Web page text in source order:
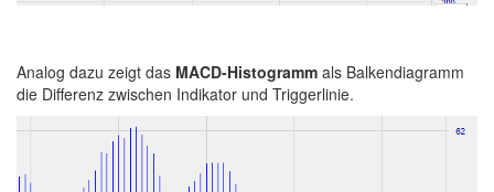
Analog dazu zeigt das MACD-Histogramm als Balkendiagramm
die Differenz zwischen Indikator und Triggerlinie.